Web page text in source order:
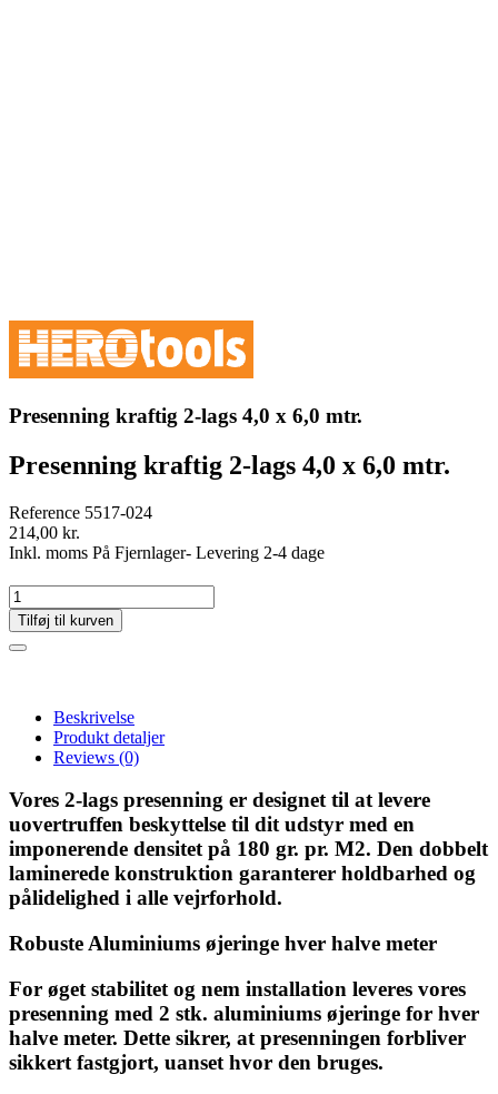
Presenning kraftig 2-lags 4,0 x 6,0 mtr.
Presenning kraftig 2-lags 4,0 x 6,0 mtr.
Reference 5517-024
214,00 kr.
Inkl. moms På Fjernlager- Levering 2-4 dage
Tilføj til kurven
Beskrivelse
Produkt detaljer
Reviews (0)
Vores 2-lags presenning er designet til at levere
uovertruffen beskyttelse til dit udstyr med en
imponerende densitet på 180 gr. pr. M2. Den dobbelt
laminerede konstruktion garanterer holdbarhed og
pålidelighed i alle vejrforhold.
Robuste Aluminiums øjeringe hver halve meter
For øget stabilitet og nem installation leveres vores
presenning med 2 stk. aluminiums øjeringe for hver
halve meter. Dette sikrer, at presenningen forbliver
sikkert fastgjort, uanset hvor den bruges.